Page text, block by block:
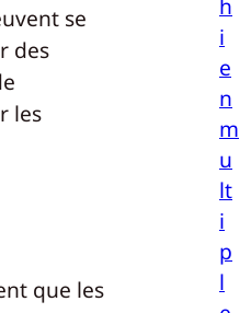
se
des
les
que les
h
i
e
n
m
u
lt
i
p
l